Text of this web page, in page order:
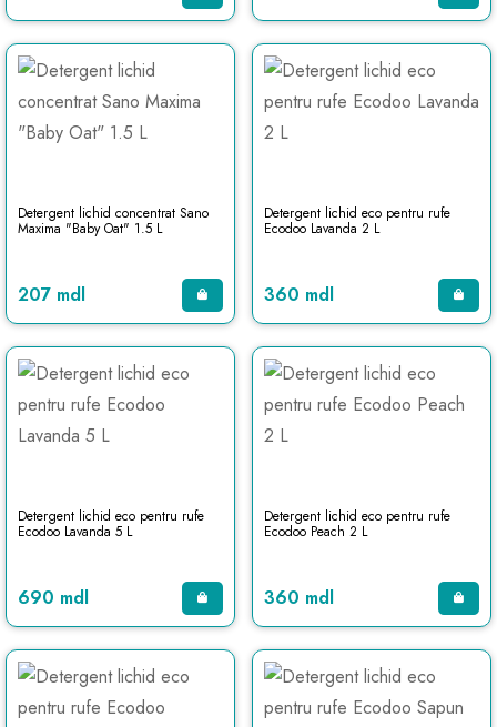
Detergent lichid concentrat Sano
Maxima "Baby Oat" 1.5 L
207 mdl
Detergent lichid eco pentru rufe
Ecodoo Lavanda 2 L
360 mdl
Detergent lichid eco pentru rufe
Ecodoo Lavanda 5 L
690 mdl
Detergent lichid eco pentru rufe
Ecodoo Peach 2 L
360 mdl